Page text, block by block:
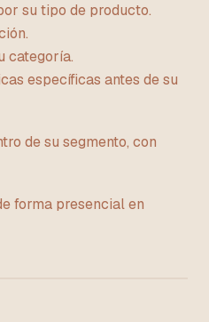
su tipo de producto.
categoría.
específicas antes de su
de su segmento, con
forma presencial en